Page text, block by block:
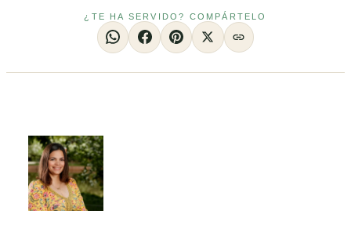
¿TE HA SERVIDO? COMPÁRTELO